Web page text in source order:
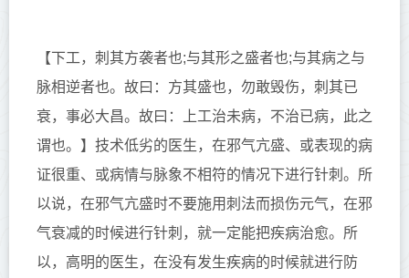
【下工，刺其方袭者也;与其形之盛者也;与其病之与
脉相逆者也。故曰：方其盛也，勿敢毁伤，刺其已
衰，事必大昌。故曰：上工治未病，不治已病，此之
谓也。】 技术低劣的医生，在邪气亢盛、或表现的病
证很重、或病情与脉象不相符的情况下进行针刺。所
以说，在邪气亢盛时不要施用刺法而损伤元气，在邪
气衰减的时候进行针刺，就一定能把疾病治愈。所
以，高明的医生，在没有发生疾病的时候就进行防